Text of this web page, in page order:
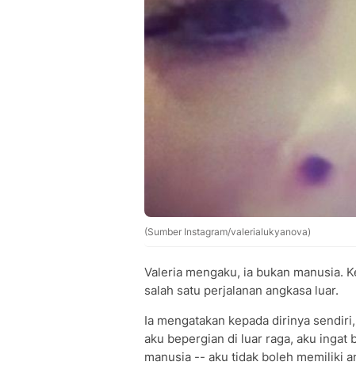
(Sumber Instagram/valerialukyanova)
Valeria mengaku, ia bukan manusia.
salah satu perjalanan angkasa luar.
Ia mengatakan kepada dirinya
aku bepergian di luar raga, aku ingat
manusia -- aku tidak boleh memiliki